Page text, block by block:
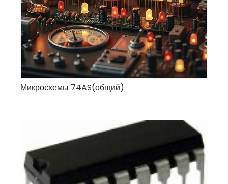
Микросхемы 74AS(общий)